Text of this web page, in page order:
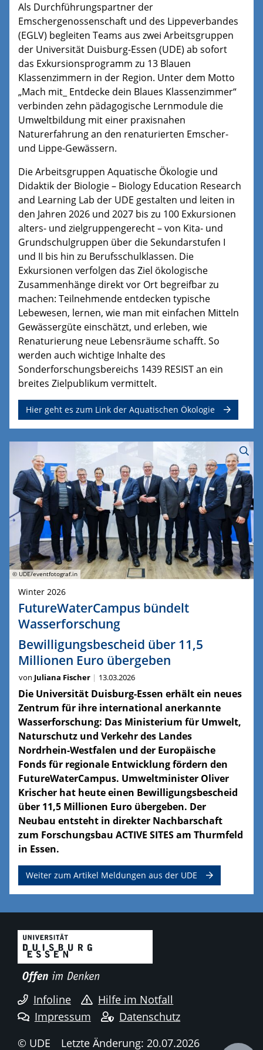
Als Durchführungspartner der
Emschergenossenschaft und des Lippeverbandes
(EGLV) begleiten Teams aus zwei Arbeitsgruppen
der Universität Duisburg-Essen (UDE) ab sofort
das Exkursionsprogramm zu 13 Blauen
Klassenzimmern in der Region. Unter dem Motto
„Mach mit_ Entdecke dein Blaues Klassenzimmer“
verbinden zehn pädagogische Lernmodule die
Umweltbildung mit einer praxisnahen
Naturerfahrung an den renaturierten Emscher-
und Lippe-Gewässern.
Die Arbeitsgruppen Aquatische Ökologie und
Didaktik der Biologie – Biology Education Research
and Learning Lab der UDE gestalten und leiten in
den Jahren 2026 und 2027 bis zu 100 Exkursionen
alters- und zielgruppengerecht – von Kita- und
Grundschulgruppen über die Sekundarstufen I
und II bis hin zu Berufsschulklassen. Die
Exkursionen verfolgen das Ziel ökologische
Zusammenhänge direkt vor Ort begreifbar zu
machen: Teilnehmende entdecken typische
Lebewesen, lernen, wie man mit einfachen Mitteln
Gewässergüte einschätzt, und erleben, wie
Renaturierung neue Lebensräume schafft. So
werden auch wichtige Inhalte des
Sonderforschungsbereichs 1439 RESIST an ein
breites Zielpublikum vermittelt.
Hier geht es zum Link der Aquatischen Ökologie
© UDE/eventfotograf.in
Winter 2026
FutureWaterCampus bündelt
Wasserforschung
Bewilligungsbescheid über 11,5
Millionen Euro übergeben
von Juliana Fischer 13.03.2026
Die Universität Duisburg-Essen erhält ein neues
Zentrum für ihre international anerkannte
Wasserforschung: Das Ministerium für Umwelt,
Naturschutz und Verkehr des Landes
Nordrhein-Westfalen und der Europäische
Fonds für regionale Entwicklung fördern den
FutureWaterCampus. Umweltminister Oliver
Krischer hat heute einen Bewilligungsbescheid
über 11,5 Millionen Euro übergeben. Der
Neubau entsteht in direkter Nachbarschaft
zum Forschungsbau ACTIVE SITES am Thurmfeld
in Essen.
Weiter zum Artikel Meldungen aus der UDE
Infoline
Hilfe im Notfall
Impressum
Datenschutz
© UDE
Letzte Änderung: 20.07.2026